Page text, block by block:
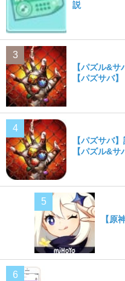
説
【パズル&
【パズサバ】
【パズサバ
【パズル&サ
【原